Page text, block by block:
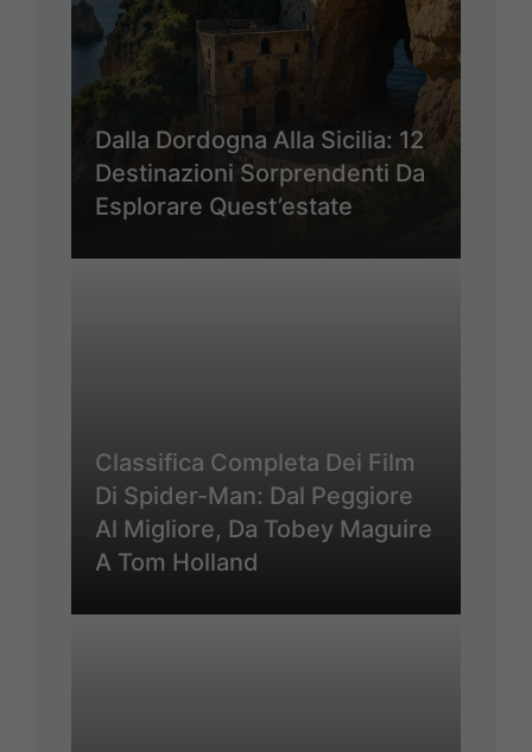
Dalla Dordogna Alla Sicilia: 12
Destinazioni Sorprendenti Da
Esplorare Quest’estate
Classifica Completa Dei Film
Di Spider-Man: Dal Peggiore
Al Migliore, Da Tobey Maguire
A Tom Holland